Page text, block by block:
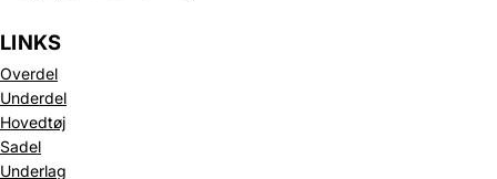
LINKS
Overdel
Underdel
Hovedtøj
Sadel
Underlag